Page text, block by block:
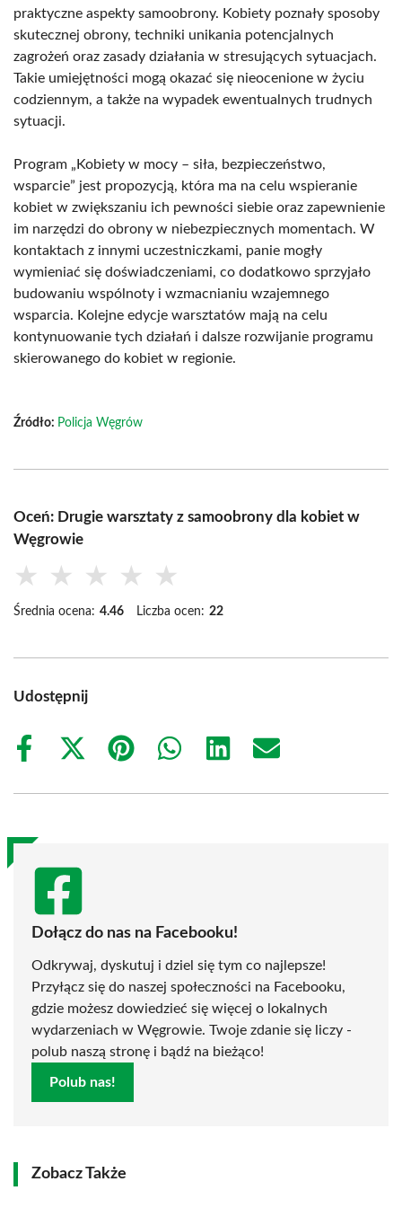
praktyczne aspekty samoobrony. Kobiety poznały sposoby
skutecznej obrony, techniki unikania potencjalnych
zagrożeń oraz zasady działania w stresujących sytuacjach.
Takie umiejętności mogą okazać się nieocenione w życiu
codziennym, a także na wypadek ewentualnych trudnych
sytuacji.
Program „Kobiety w mocy – siła, bezpieczeństwo,
wsparcie” jest propozycją, która ma na celu wspieranie
kobiet w zwiększaniu ich pewności siebie oraz zapewnienie
im narzędzi do obrony w niebezpiecznych momentach. W
kontaktach z innymi uczestniczkami, panie mogły
wymieniać się doświadczeniami, co dodatkowo sprzyjało
budowaniu wspólnoty i wzmacnianiu wzajemnego
wsparcia. Kolejne edycje warsztatów mają na celu
kontynuowanie tych działań i dalsze rozwijanie programu
skierowanego do kobiet w regionie.
Źródło: Policja Węgrów
Oceń: Drugie warsztaty z samoobrony dla kobiet w
Węgrowie
★ ★ ★ ★ ★
Średnia ocena: 4.46 Liczba ocen: 22
Udostępnij
Share
Share
(Twitter)
Share
Share
Share
Share
Dołącz do nas na Facebooku!
Odkrywaj, dyskutuj i dziel się tym co najlepsze!
Przyłącz się do naszej społeczności na Facebooku,
gdzie możesz dowiedzieć się więcej o lokalnych
wydarzeniach w Węgrowie. Twoje zdanie się liczy -
polub naszą stronę i bądź na bieżąco!
Polub nas!
Zobacz Także